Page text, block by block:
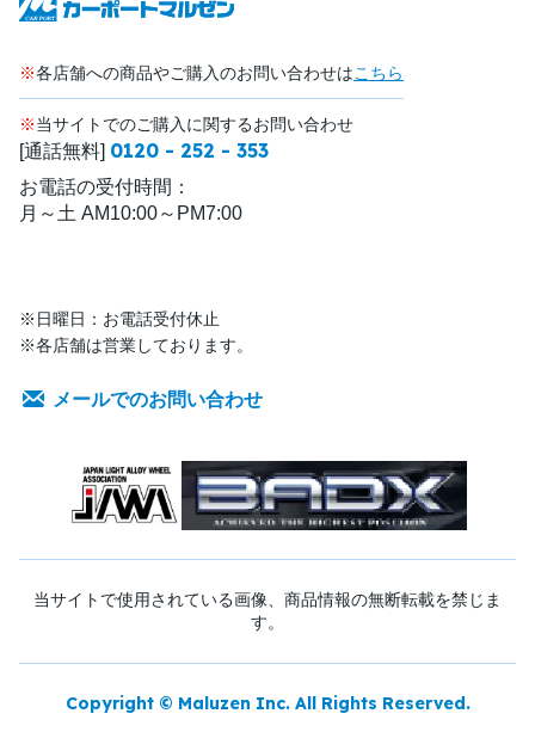
※各店舗への商品やご購入のお問い合わせはこちら
※当サイトでのご購入に関するお問い合わせ
[通話無料] 0120 - 252 - 353
お電話の受付時間：
月～土 AM10:00～PM7:00
※日曜日：お電話受付休止
※各店舗は営業しております。
メールでのお問い合わせ
当サイトで使用されている画像、商品情報の無断転載を禁じま
す。
Copyright © Maluzen Inc. All Rights Reserved.